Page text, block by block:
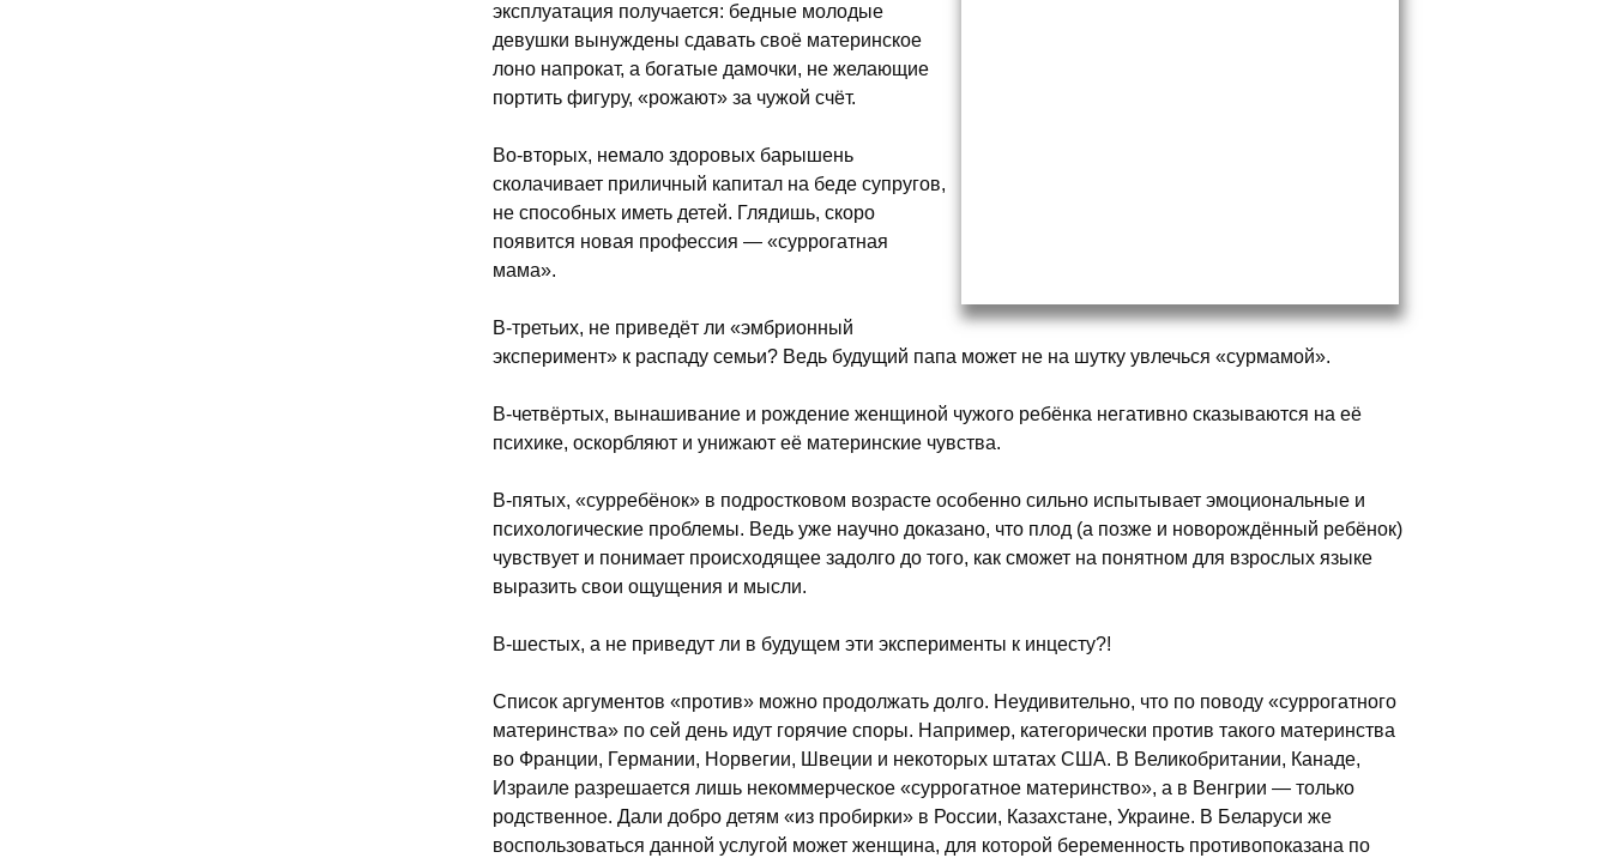
эксплуатация получается: бедные молодые
девушки вынуждены сдавать своё материнское
лоно напрокат, а богатые дамочки, не желающие
портить фигуру, «рожают» за чужой счёт.
Во-вторых, немало здоровых барышень
сколачивает приличный капитал на беде супругов,
не способных иметь детей. Глядишь, скоро
появится новая профессия — «суррогатная
мама».
В-третьих, не приведёт ли «эмбрионный
эксперимент» к распаду семьи? Ведь будущий папа может не на шутку увлечься «сурмамой».
В-четвёртых, вынашивание и рождение женщиной чужого ребёнка негативно сказываются на её
психике, оскорбляют и унижают её материнские чувства.
В-пятых, «сурребёнок» в подростковом возрасте особенно сильно испытывает эмоциональные и
психологические проблемы. Ведь уже научно доказано, что плод (а позже и новорождённый ребёнок)
чувствует и понимает происходящее задолго до того, как сможет на понятном для взрослых языке
выразить свои ощущения и мысли.
В-шестых, а не приведут ли в будущем эти эксперименты к инцесту?!
Список аргументов «против» можно продолжать долго. Неудивительно, что по поводу «суррогатного
материнства» по сей день идут горячие споры. Например, категорически против такого материнства
во Франции, Германии, Норвегии, Швеции и некоторых штатах США. В Великобритании, Канаде,
Израиле разрешается лишь некоммерческое «суррогатное материнство», а в Венгрии — только
родственное. Дали добро детям «из пробирки» в России, Казахстане, Украине. В Беларуси же
воспользоваться данной услугой может женщина, для которой беременность противопоказана по